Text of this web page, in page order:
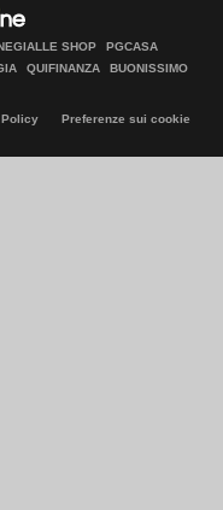
SHOP
PGCASA
QUIFINANZA
BUONISSIMO
Preferenze sui cookie